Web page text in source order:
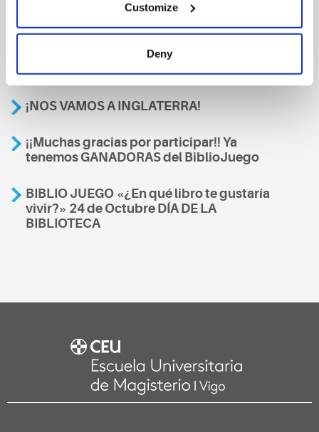
Customize
Deny
También te podría interesar
Curso Monitor de tiempo libre
¡NOS VAMOS A INGLATERRA!
¡¡Muchas gracias por participar!! Ya
tenemos GANADORAS del BiblioJuego
BIBLIO JUEGO «¿En qué libro te gustaría
vivir?» 24 de Octubre DÍA DE LA
BIBLIOTECA